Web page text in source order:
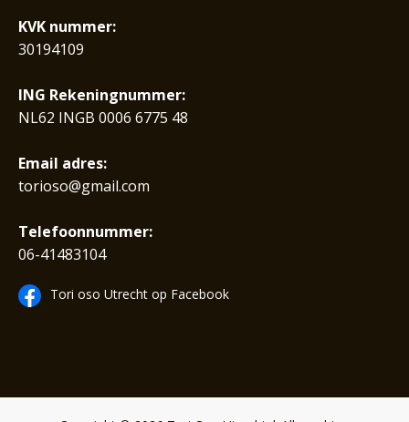
KVK nummer:
30194109
ING Rekeningnummer:
NL62 INGB 0006 6775 48
Email adres:
torioso@gmail.com
Telefoonnummer:
06-41483104
Tori oso Utrecht op Facebook